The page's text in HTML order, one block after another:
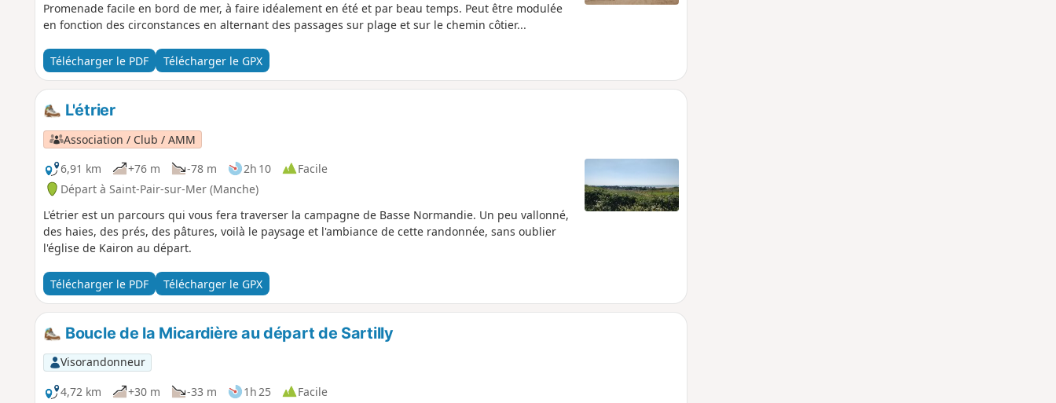
Promenade facile en bord de mer, à faire idéalement en été et par beau temps. Peut être modulée
en fonction des circonstances en alternant des passages sur plage et sur le chemin côtier...
Télécharger le PDF Télécharger le GPX
L'étrier
Association / Club / AMM
6,91 km
+76 m -78 m 2h 10
Facile
Départ à Saint-Pair-sur-Mer (Manche)
L'étrier est un parcours qui vous fera traverser la campagne de Basse Normandie. Un peu vallonné,
des haies, des prés, des pâtures, voilà le paysage et l'ambiance de cette randonnée, sans oublier
l'église de Kairon au départ.
Télécharger le PDF Télécharger le GPX
Boucle de la Micardière au départ de Sartilly
Visorandonneur
4,72 km
+30 m -33 m 1h 25
Facile